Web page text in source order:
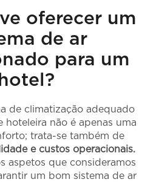
oferecer um
de ar
para um
hotel?
de climatização adequado
hoteleira não é apenas uma
trata-se também de
e custos operacionais.
aspetos que consideramos
um bom sistema de ar